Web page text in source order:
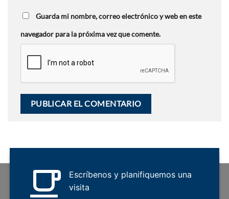
Guarda mi nombre, correo electrónico y web en este
navegador para la próxima vez que comente.
Escríbenos y planifiquemos una
visita